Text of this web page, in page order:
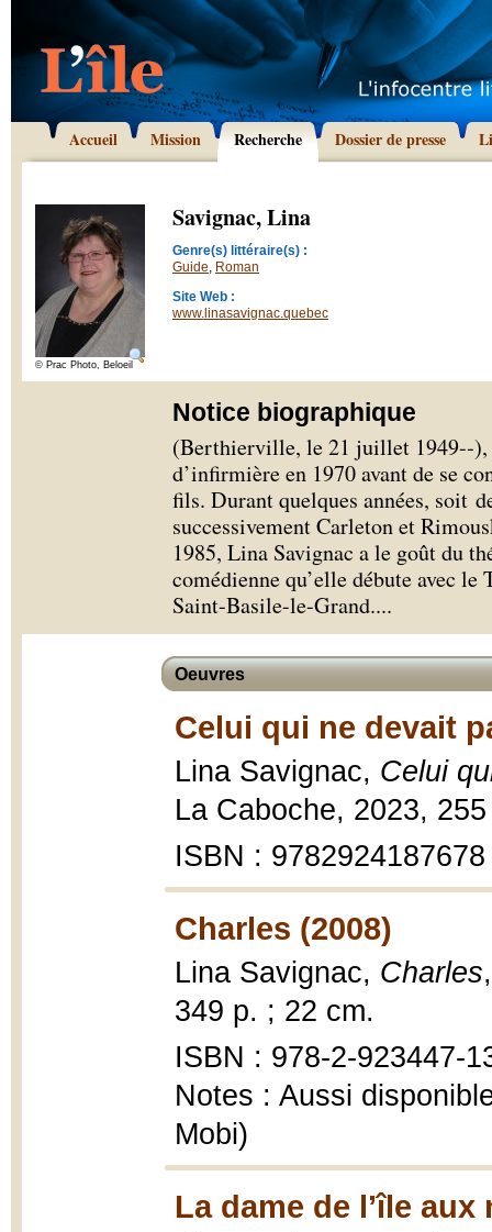
Accueil Mission Recherche Dossier de presse
© Prac Photo, Beloeil
Savignac, Lina
Genre(s) littéraire(s) :
Guide, Roman
Site Web :
www.linasavignac.quebec
Notice biographique
(Berthierville, le 21 juillet 1949-­‐),
d’infirmière en 1970 avant de se
fils. Durant quelques années, soit
successivement Carleton et
1985, Lina Savignac a le goût du
comédienne qu’elle débute avec
Saint-Basile­-le-Grand....
Oeuvres
Celui qui ne devait
Lina Savignac, Celui
La Caboche, 2023,
ISBN : 9782924187678
Charles (2008)
Lina Savignac, Charles
349 p. ; 22 cm.
ISBN : 978-2-923447-
Notes : Aussi
Mobi)
La dame de l’île aux